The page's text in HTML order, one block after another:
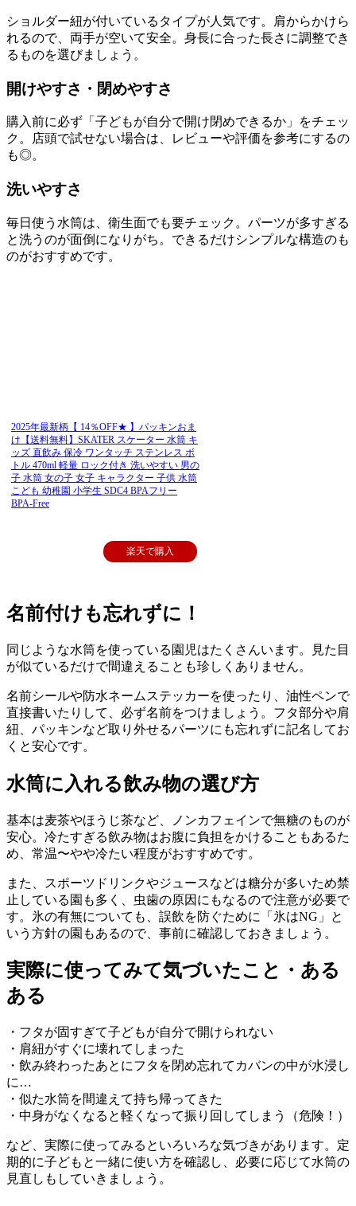
ショルダー紐が付いているタイプが人気です。肩からかけら
れるので、両手が空いて安全。身長に合った長さに調整でき
るものを選びましょう。
開けやすさ・閉めやすさ
購入前に必ず「子どもが自分で開け閉めできるか」をチェッ
ク。店頭で試せない場合は、レビューや評価を参考にするの
も◎。
洗いやすさ
毎日使う水筒は、衛生面でも要チェック。パーツが多すぎる
と洗うのが面倒になりがち。できるだけシンプルな構造のも
のがおすすめです。
2025年最新柄【 14％OFF★ 】パッキンおま
け【送料無料】SKATER スケーター 水筒 キ
ッズ 直飲み 保冷 ワンタッチ ステンレス ボ
トル 470ml 軽量 ロック付き 洗いやすい 男の
子 水筒 女の子 女子 キャラクター 子供 水筒
こども 幼稚園 小学生 SDC4 BPAフリー
BPA-Free
楽天で購入
名前付けも忘れずに！
同じような水筒を使っている園児はたくさんいます。見た目
が似ているだけで間違えることも珍しくありません。
名前シールや防水ネームステッカーを使ったり、油性ペンで
直接書いたりして、必ず名前をつけましょう。フタ部分や肩
紐、パッキンなど取り外せるパーツにも忘れずに記名してお
くと安心です。
水筒に入れる飲み物の選び方
基本は麦茶やほうじ茶など、ノンカフェインで無糖のものが
安心。冷たすぎる飲み物はお腹に負担をかけることもあるた
め、常温〜やや冷たい程度がおすすめです。
また、スポーツドリンクやジュースなどは糖分が多いため禁
止している園も多く、虫歯の原因にもなるので注意が必要で
す。氷の有無についても、誤飲を防ぐために「氷はNG」と
いう方針の園もあるので、事前に確認しておきましょう。
実際に使ってみて気づいたこと・ある
ある
・フタが固すぎて子どもが自分で開けられない
・肩紐がすぐに壊れてしまった
・飲み終わったあとにフタを閉め忘れてカバンの中が水浸し
に…
・似た水筒を間違えて持ち帰ってきた
・中身がなくなると軽くなって振り回してしまう（危険！）
など、実際に使ってみるといろいろな気づきがあります。定
期的に子どもと一緒に使い方を確認し、必要に応じて水筒の
見直しもしていきましょう。